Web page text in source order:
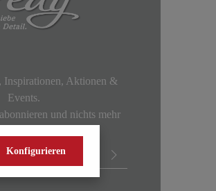
Inspirationen, Aktionen &
Events.
und nichts mehr
Konfigurieren